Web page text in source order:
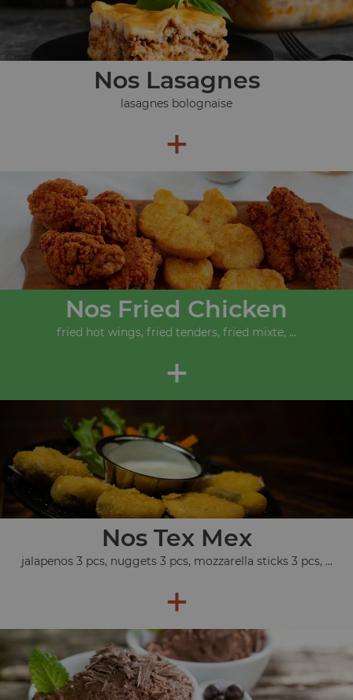
Nos Lasagnes
lasagnes bolognaise
+
Nos Fried Chicken
fried hot wings, fried tenders, fried mixte, ...
+
Nos Tex Mex
jalapenos 3 pcs, nuggets 3 pcs, mozzarella sticks 3 pcs, ...
+